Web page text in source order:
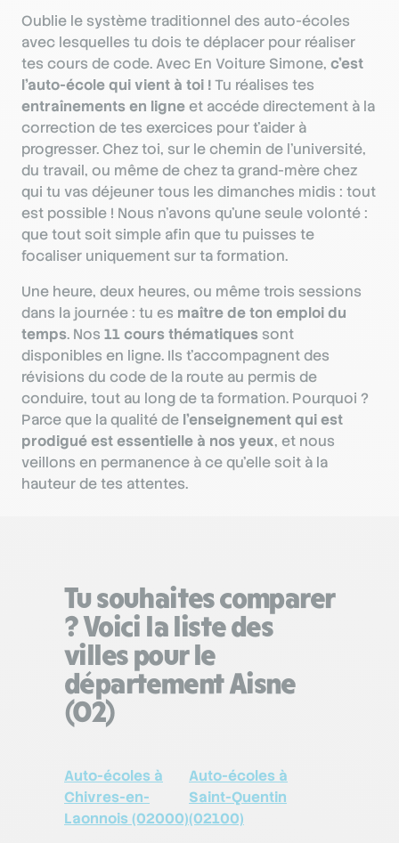
Oublie le système traditionnel des auto-écoles
avec lesquelles tu dois te déplacer pour réaliser
tes cours de code. Avec En Voiture Simone, c’est
l’auto-école qui vient à toi !Tu réalises tes
entraînements en ligneet accéde directement à la
correction de tes exercices pour t'aider à
progresser. Chez toi, sur le chemin de l’université,
du travail, ou même de chez ta grand-mère chez
qui tu vas déjeuner tous les dimanches midis : tout
est possible ! Nous n’avons qu’une seule volonté :
que tout soit simple afin que tu puisses te
focaliser uniquement sur ta formation.
Une heure, deux heures, ou même trois sessions
dans la journée : tu es maître de ton emploi du
temps. Nos 11 cours thématiques sont
disponibles en ligne. Ils t'accompagnent des
révisions du code de la route au permis de
conduire, tout au long de ta formation. Pourquoi ?
Parce que la qualité de l’enseignement qui est
prodigué est essentielle à nos yeux, et nous
veillons en permanence à ce qu’elle soit à la
hauteur de tes attentes.
Tu souhaites comparer
? Voici la liste des
villes pour le
département Aisne
(02)
Auto-écoles à
Chivres-en-
Laonnois (02000)
Auto-écoles à
Saint-Quentin
(02100)